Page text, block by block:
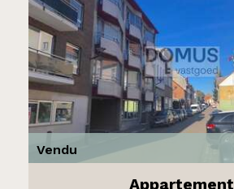
Vendu
Appartement